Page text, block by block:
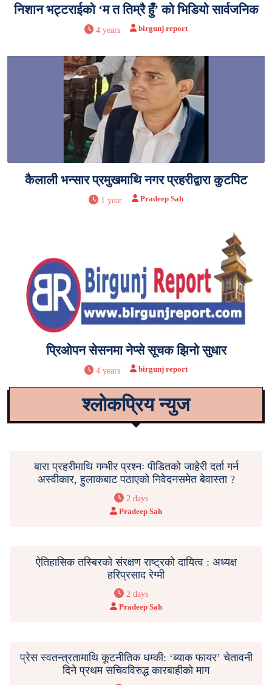
निशान भट्टराईको ‘म त तिम्रै हुँ’ को भिडियो सार्वजनिक
4 years birgunj report
कैलाली भन्सार प्रमुखमाथि नगर प्रहरीद्वारा कुटपिट
1 year Pradeep Sah
प्रिओपन सेसनमा नेप्से सूचक झिनो सुधार
4 years birgunj report
श्लोकप्रिय न्युज
बारा प्रहरीमाथि गम्भीर प्रश्नः पीडितको जाहेरी दर्ता गर्न
अस्वीकार, हुलाकबाट पठाएको निवेदनसमेत बेवास्ता ?
2 days
Pradeep Sah
ऐतिहासिक तस्बिरको संरक्षण राष्ट्रको दायित्व : अध्यक्ष
हरिप्रसाद रेग्मी
2 days
Pradeep Sah
प्रेस स्वतन्त्रतामाथि कूटनीतिक धम्की: ‘ब्याक फायर’ चेतावनी
दिने प्रथम सचिवविरुद्ध कारबाहीको माग